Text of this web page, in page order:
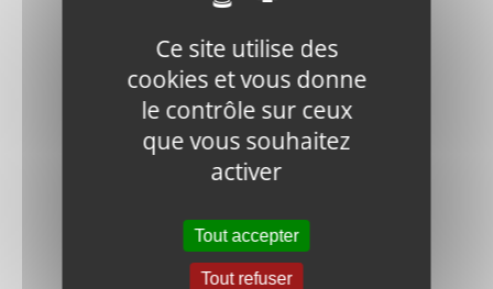
V400-90P-
ENGINE
BOLT
19,45€ HT
Ce site utilise des
cookies et vous donne
le contrôle sur ceux
que vous souhaitez
activer
Tout accepter
Tout refuser